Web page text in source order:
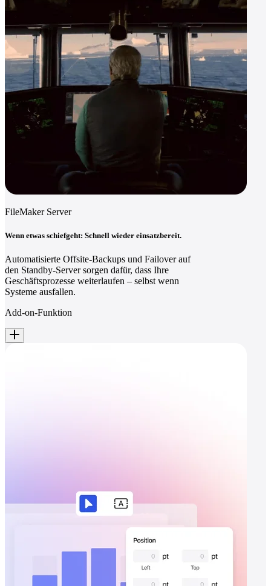
FileMaker Server
Wenn etwas schiefgeht: Schnell wieder einsatzbereit.
Automatisierte Offsite-Backups und Failover auf
den Standby-Server sorgen dafür, dass Ihre
Geschäftsprozesse weiterlaufen – selbst wenn
Systeme ausfallen.
Add-on-Funktion